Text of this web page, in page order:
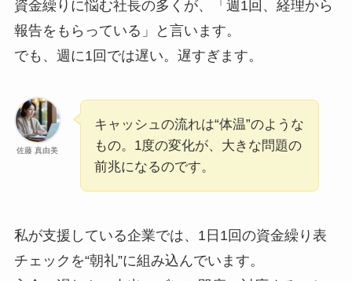
資金繰りに悩む社長の多くが、「週1回、経理から
報告をもらっている」と言います。
でも、週に1回では遅い。遅すぎます。
佐藤 真由美
キャッシュの流れは“体温”のような
もの。1度の変化が、大きな問題の
前兆になるのです。
私が支援している企業では、1日1回の資金繰り表
チェックを“朝礼”に組み込んでいます。